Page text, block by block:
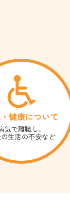
健康について
気で離職し、
生活の不安など